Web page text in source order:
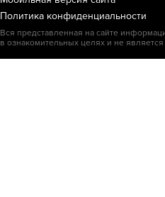
Политика конфиденциальности
Вся представленная на сайте
в ознакомительных целях и не